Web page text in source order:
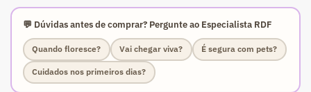
💬 Dúvidas antes de comprar? Pergunte ao Especialista RDF
Quando floresce? Vai chegar viva? É segura com pets?
Cuidados nos primeiros dias?